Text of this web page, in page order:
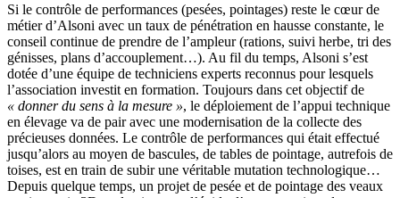
Si le contrôle de performances (pesées, pointages) reste le cœur de
métier d’Alsoni avec un taux de pénétration en hausse constante, le
conseil continue de prendre de l’ampleur (rations, suivi herbe, tri des
génisses, plans d’accouplement…). Au fil du temps, Alsoni s’est
dotée d’une équipe de techniciens experts reconnus pour lesquels
l’association investit en formation. Toujours dans cet objectif de
« donner du sens à la mesure », le déploiement de l’appui technique
en élevage va de pair avec une modernisation de la collecte des
précieuses données. Le contrôle de performances qui était effectué
jusqu’alors au moyen de bascules, de tables de pointage, autrefois de
toises, est en train de subir une véritable mutation technologique…
Depuis quelque temps, un projet de pesée et de pointage des veaux